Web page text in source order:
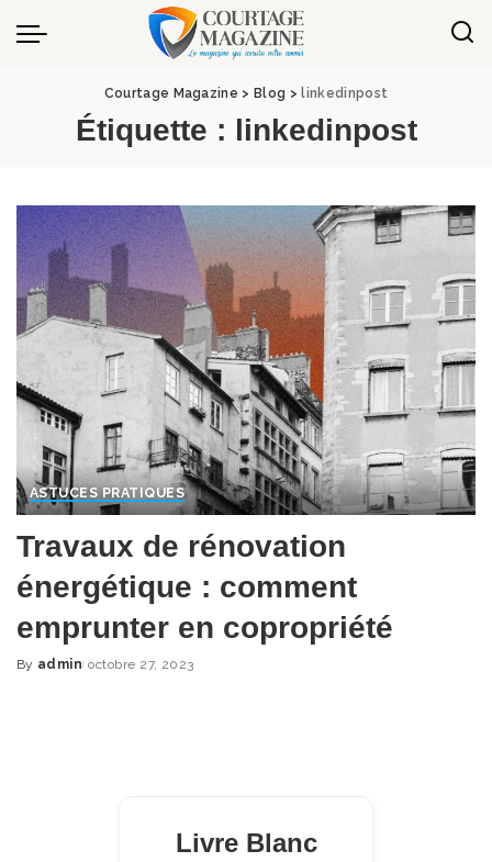
Panneau de gestion des cookies
Courtage Magazine > Blog >linkedinpost
Étiquette : linkedinpost
ASTUCES PRATIQUES
Travaux de rénovation
énergétique : comment
emprunter en copropriété
Posted
By admin octobre 27, 2023
Livre Blanc